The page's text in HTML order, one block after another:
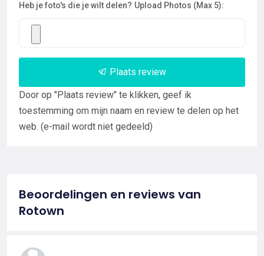
Heb je foto's die je wilt delen? Upload Photos (Max 5):
Plaats review
Door op "Plaats review" te klikken, geef ik
toestemming om mijn naam en review te delen op het
web. (e-mail wordt niet gedeeld)
Beoordelingen en reviews van
Rotown